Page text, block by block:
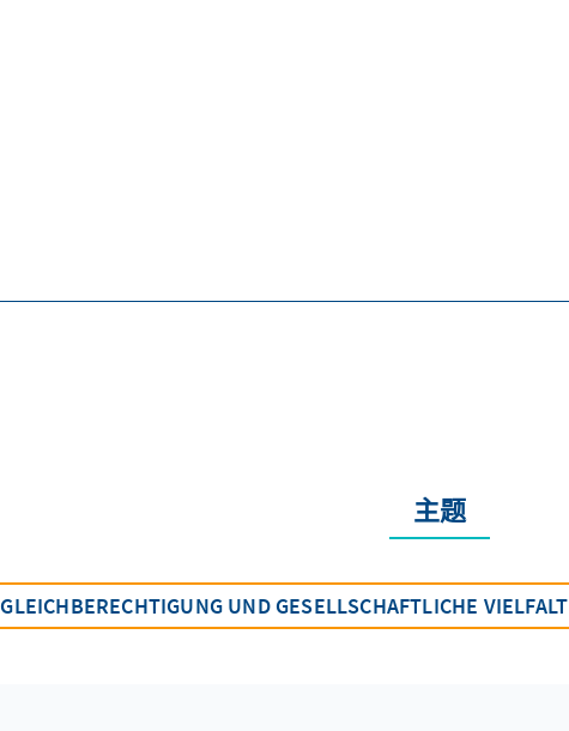
主题
GLEICHBERECHTIGUNG UND GESELLSCHAFTLICHE VIELFALT